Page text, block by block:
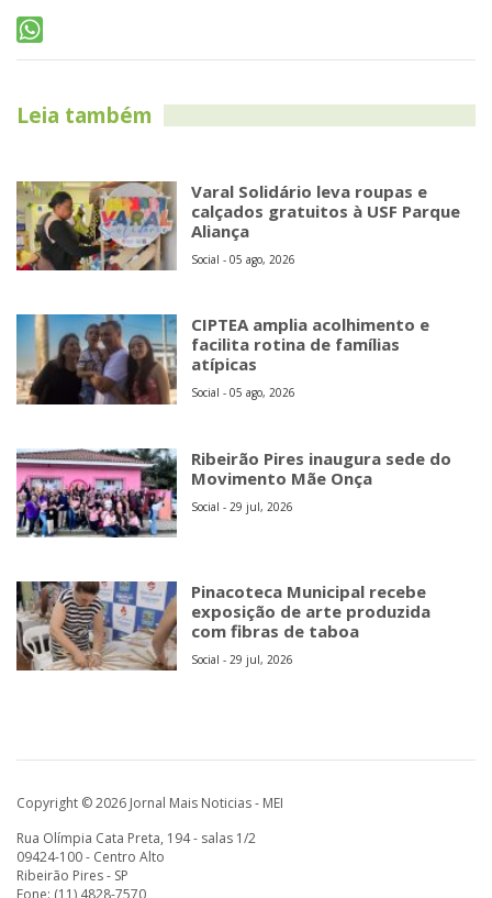
Leia também
Varal Solidário leva roupas e
calçados gratuitos à USF Parque
Aliança
Social - 05 ago, 2026
CIPTEA amplia acolhimento e
facilita rotina de famílias
atípicas
Social - 05 ago, 2026
Ribeirão Pires inaugura sede do
Movimento Mãe Onça
Social - 29 jul, 2026
Pinacoteca Municipal recebe
exposição de arte produzida
com fibras de taboa
Social - 29 jul, 2026
Copyright © 2026 Jornal Mais Noticias - MEI
Rua Olímpia Cata Preta, 194 - salas 1/2
09424-100 - Centro Alto
Ribeirão Pires - SP